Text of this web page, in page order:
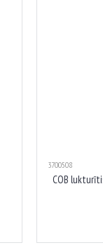
3700508
COB